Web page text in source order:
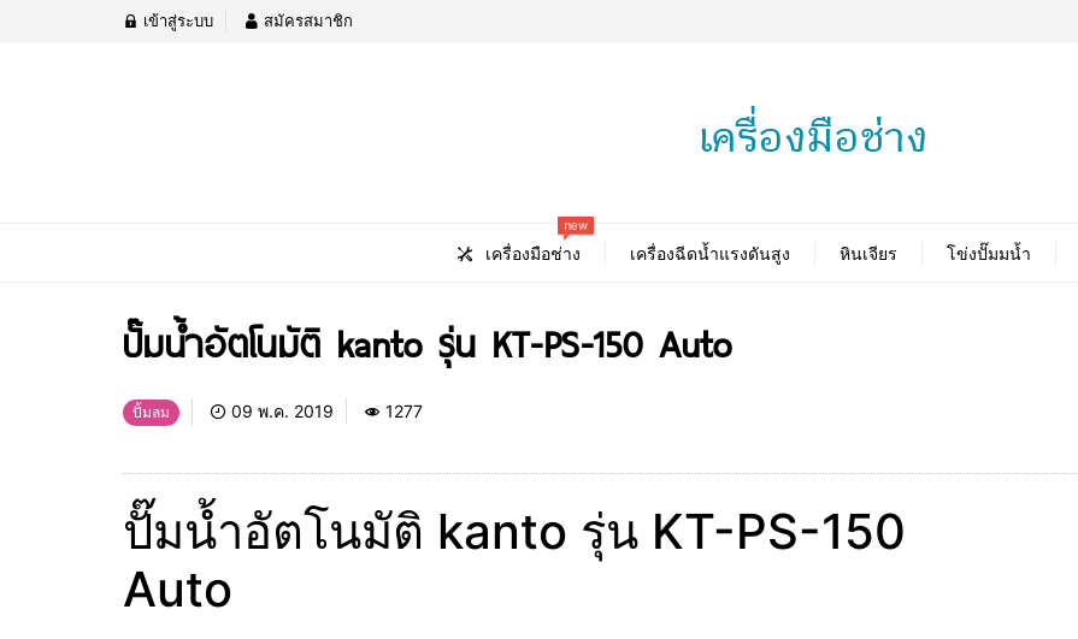
เข้าสู่ระบบ สมัครสมาชิก
เครื่องมือช่าง
new
เครื่องฉีดน้ำแรงดันสูง หินเจียร โข่งปั๊มมน้ำ
ปั๊มน้ำอัตโนมัติ kanto รุ่น KT-PS-150 Auto
ปั้มลม 09 พ.ค. 2019 1277
ปั๊มน้ำอัตโนมัติ kanto รุ่น KT-PS-150
Auto